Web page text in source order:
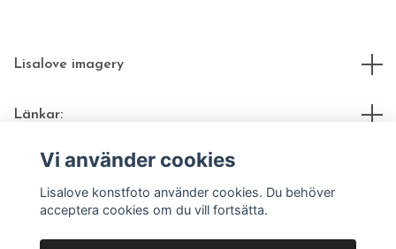
Lisalove imagery
Länkar:
Sociala medier
Vi använder cookies
Lisalove konstfoto använder cookies. Du behöver
acceptera cookies om du vill fortsätta.